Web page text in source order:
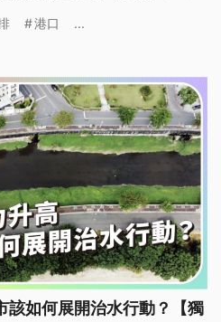
院也承諾，納入氣候變遷河
港口 ...
該如何展開治水行動？【獨